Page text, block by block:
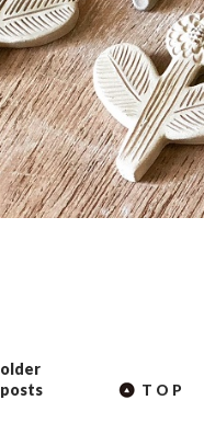
older
posts
TOP